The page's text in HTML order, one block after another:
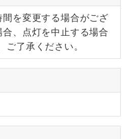
を変更する場合がござ
、点灯を中止する場合
ご了承ください。